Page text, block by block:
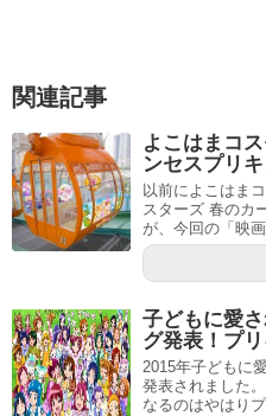
関連記事
よこはまコ
ンセスプリ
以前によこはま
スターズ 春のカ
が、今回の「映
子どもに愛
グ発表！プ
2015年子どもに
発表されました
なるのはやはり